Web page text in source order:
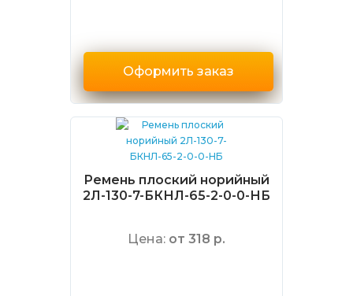
Оформить заказ
Ремень плоский норийный
2Л-130-7-БКНЛ-65-2-0-0-НБ
Цена: от 318 р.